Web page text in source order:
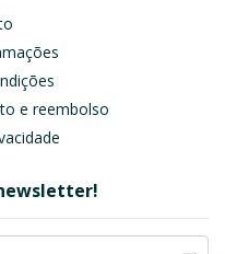
e reembolso